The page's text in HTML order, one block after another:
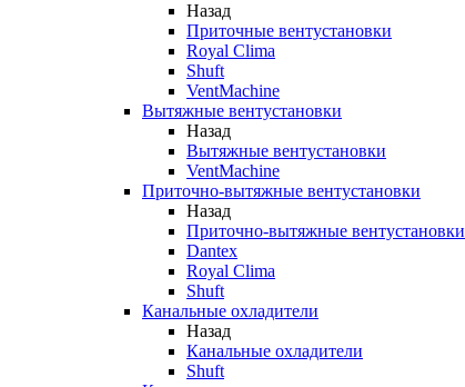
Назад
Приточные вентустановки
Royal Clima
Shuft
VentMachine
Вытяжные вентустановки
Назад
Вытяжные вентустановки
VentMachine
Приточно-вытяжные вентустановки
Назад
Приточно-вытяжные вентустановки
Dantex
Royal Clima
Shuft
Канальные охладители
Назад
Канальные охладители
Shuft